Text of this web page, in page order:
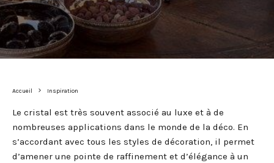
Accueil Inspiration
Le cristal est très souvent associé au luxe et à de
nombreuses applications dans le monde de la déco. En
s’accordant avec tous les styles de décoration, il permet
d’amener une pointe de raffinement et d’élégance à un